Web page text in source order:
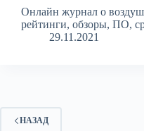
Онлайн журнал о
рейтинги, обзоры, ПО,
29.11.2021
НАЗАД